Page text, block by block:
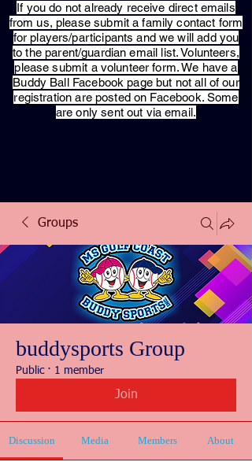
​If you do not already receive direct emails
from us, please submit a family contact form
for players/participants and we will add you
to the parent/guardian email list. Volunteers,
please submit a volunteer form. We have a
Buddy Ball Facebook page but not all of our
registration are posted on Facebook. Some
are only sent out via email.
Groups
buddysports Group
Public · 1 member
Join
Discussion Media Members About